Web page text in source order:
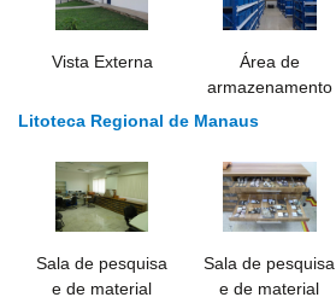
Vista Externa
Área de
armazenamento
Litoteca Regional de Manaus
Sala de pesquisa
e de material
Sala de pesquisa
e de material